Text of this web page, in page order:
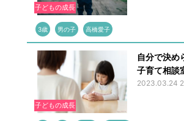
子どもの成長
3歳 男の子 高橋愛子
子どもの成長
自分で決め
子育て相談
2023.03.24